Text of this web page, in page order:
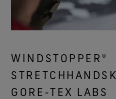
WINDSTOPPER®
GORE‑TEX LABS